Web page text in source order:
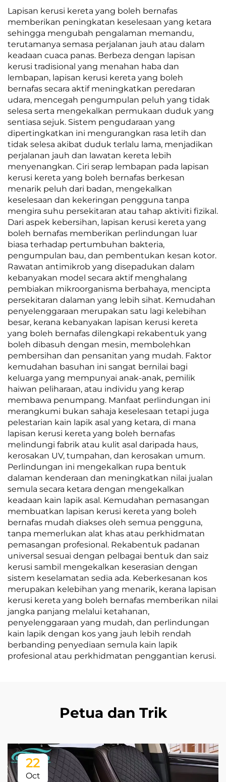
Lapisan kerusi kereta yang boleh bernafas
memberikan peningkatan keselesaan yang ketara
sehingga mengubah pengalaman memandu,
terutamanya semasa perjalanan jauh atau dalam
keadaan cuaca panas. Berbeza dengan lapisan
kerusi tradisional yang menahan haba dan
lembapan, lapisan kerusi kereta yang boleh
bernafas secara aktif meningkatkan peredaran
udara, mencegah pengumpulan peluh yang tidak
selesa serta mengekalkan permukaan duduk yang
sentiasa sejuk. Sistem pengudaraan yang
dipertingkatkan ini mengurangkan rasa letih dan
tidak selesa akibat duduk terlalu lama, menjadikan
perjalanan jauh dan lawatan kereta lebih
menyenangkan. Ciri serap lembapan pada lapisan
kerusi kereta yang boleh bernafas berkesan
menarik peluh dari badan, mengekalkan
keselesaan dan kekeringan pengguna tanpa
mengira suhu persekitaran atau tahap aktiviti fizikal.
Dari aspek kebersihan, lapisan kerusi kereta yang
boleh bernafas memberikan perlindungan luar
biasa terhadap pertumbuhan bakteria,
pengumpulan bau, dan pembentukan kesan kotor.
Rawatan antimikrob yang disepadukan dalam
kebanyakan model secara aktif menghalang
pembiakan mikroorganisma berbahaya, mencipta
persekitaran dalaman yang lebih sihat. Kemudahan
penyelenggaraan merupakan satu lagi kelebihan
besar, kerana kebanyakan lapisan kerusi kereta
yang boleh bernafas dilengkapi rekabentuk yang
boleh dibasuh dengan mesin, membolehkan
pembersihan dan pensanitan yang mudah. Faktor
kemudahan basuhan ini sangat bernilai bagi
keluarga yang mempunyai anak-anak, pemilik
haiwan peliharaan, atau individu yang kerap
membawa penumpang. Manfaat perlindungan ini
merangkumi bukan sahaja keselesaan tetapi juga
pelestarian kain lapik asal yang ketara, di mana
lapisan kerusi kereta yang boleh bernafas
melindungi fabrik atau kulit asal daripada haus,
kerosakan UV, tumpahan, dan kerosakan umum.
Perlindungan ini mengekalkan rupa bentuk
dalaman kenderaan dan meningkatkan nilai jualan
semula secara ketara dengan mengekalkan
keadaan kain lapik asal. Kemudahan pemasangan
membuatkan lapisan kerusi kereta yang boleh
bernafas mudah diakses oleh semua pengguna,
tanpa memerlukan alat khas atau perkhidmatan
pemasangan profesional. Rekabentuk padanan
universal sesuai dengan pelbagai bentuk dan saiz
kerusi sambil mengekalkan keserasian dengan
sistem keselamatan sedia ada. Keberkesanan kos
merupakan kelebihan yang menarik, kerana lapisan
kerusi kereta yang boleh bernafas memberikan nilai
jangka panjang melalui ketahanan,
penyelenggaraan yang mudah, dan perlindungan
kain lapik dengan kos yang jauh lebih rendah
berbanding penyediaan semula kain lapik
profesional atau perkhidmatan penggantian kerusi.
Petua dan Trik
22
Oct